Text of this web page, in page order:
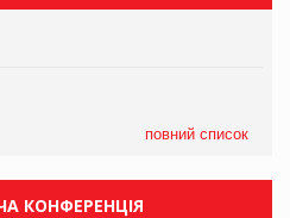
повний список
КОНФЕРЕНЦІЯ